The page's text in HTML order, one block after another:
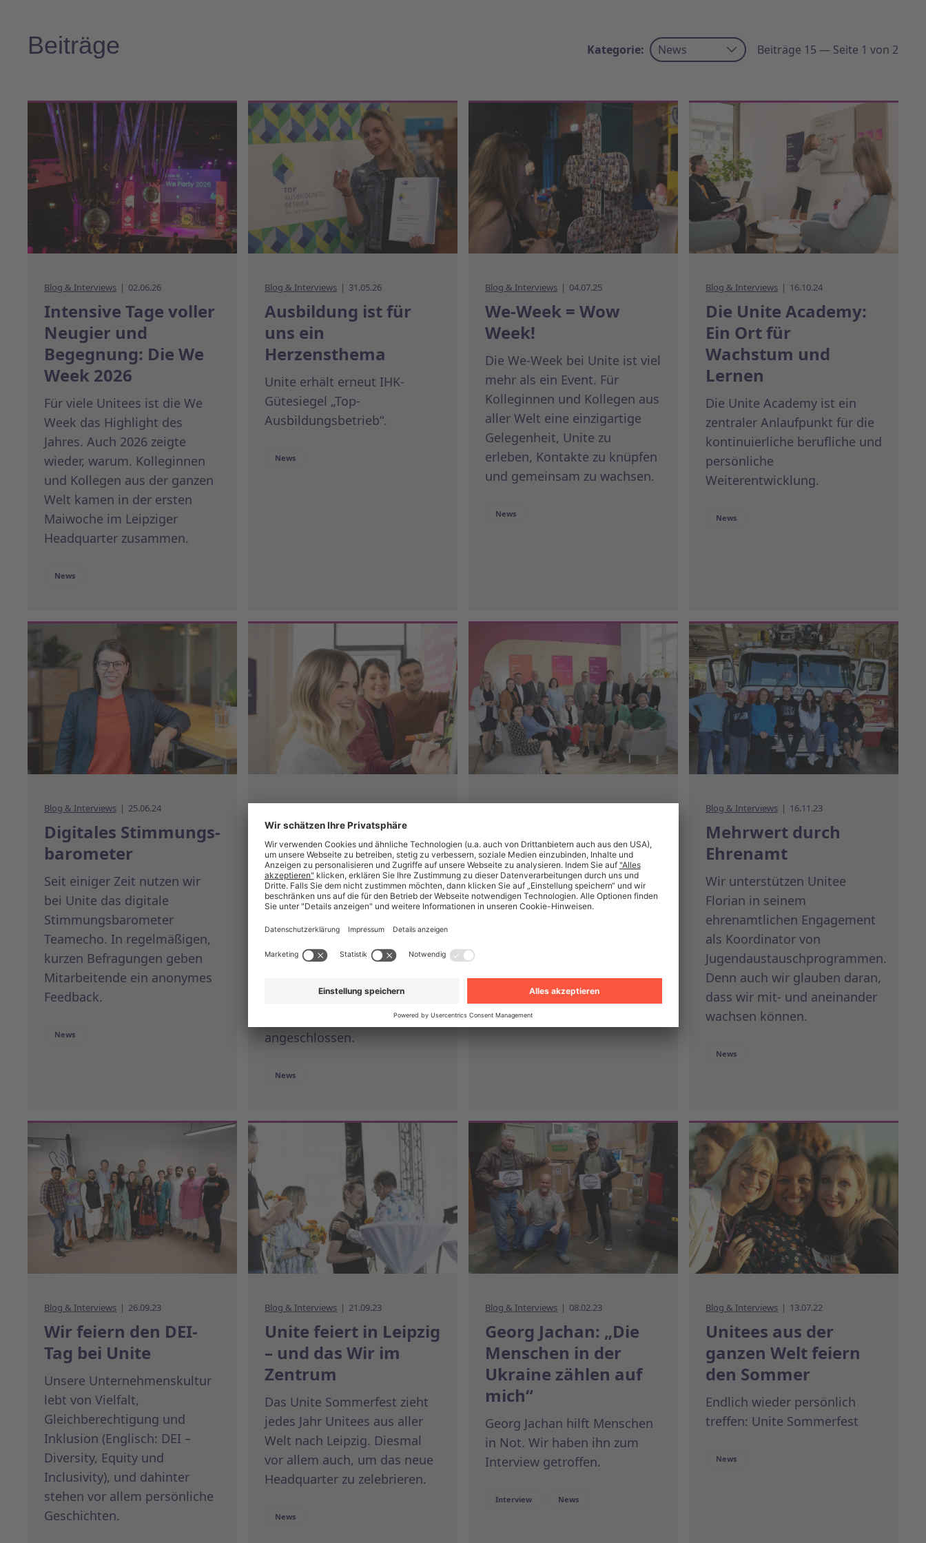
Beiträge Kategorie: News Beiträge 15 — Seite 1 von 2
Blog & Interviews 02.06.26
Intensive Tage voller
Neugier und
Begegnung: Die We
Week 2026
Für viele Unitees ist die We
Week das Highlight des
Jahres. Auch 2026 zeigte
wieder, warum. Kolleginnen
und Kollegen aus der ganzen
Welt kamen in der ersten
Maiwoche im Leipziger
Headquarter zusammen.
News
Blog & Interviews 31.05.26
Ausbildung ist für
uns ein
Herzensthema
Unite erhält erneut IHK-
Gütesiegel „Top-
Ausbildungsbetrieb“.
News
Blog & Interviews 04.07.25
We-Week = Wow
Week!
Die We-Week bei Unite ist viel
mehr als ein Event. Für
Kolleginnen und Kollegen aus
aller Welt eine einzigartige
Gelegenheit, Unite zu
erleben, Kontakte zu knüpfen
und gemeinsam zu wachsen.
News
Blog & Interviews 16.10.24
Die Unite Academy:
Ein Ort für
Wachstum und
Lernen
Die Unite Academy ist ein
zentraler Anlaufpunkt für die
kontinuierliche berufliche und
persönliche
Weiterentwicklung.
News
Blog & Interviews 25.06.24
Digitales Stimmungs­
barometer
Seit einiger Zeit nutzen wir
bei Unite das digitale
Stimmungsbarometer
Teamecho. In regelmäßigen,
kurzen Befragungen geben
Mitarbeitende ein anonymes
Feedback.
News
Unite schließt sich
der Science Based
Targets Initiative an
Als europäisches
Engagement für
verstärkt und uns der Science
Based Targets Initiative (SBTi)
angeschlossen.
News
Unite Standort
Köthen
In diesem Jahr feiern wir ein
Blog & Interviews 16.11.23
Mehrwert durch
Ehrenamt
Wir unterstützen Unitee
Florian in seinem
ehrenamtlichen Engagement
als Koordinator von
Jugendaustauschprogrammen.
Denn auch wir glauben daran,
dass wir mit- und aneinander
wachsen können.
News
Blog & Interviews 26.09.23
Wir feiern den DEI-
Tag bei Unite
Unsere Unternehmenskultur
lebt von Vielfalt,
Gleichberechtigung und
Inklusion (Englisch: DEI –
Diversity, Equity und
Inclusivity), und dahinter
stehen vor allem persönliche
Geschichten.
Blog & Interviews 21.09.23
Unite feiert in Leipzig
– und das Wir im
Zentrum
Das Unite Sommerfest zieht
jedes Jahr Unitees aus aller
Welt nach Leipzig. Diesmal
vor allem auch, um das neue
Headquarter zu zelebrieren.
News
Blog & Interviews 08.02.23
Georg Jachan: „Die
Menschen in der
Ukraine zählen auf
mich“
Georg Jachan hilft Menschen
in Not. Wir haben ihn zum
Interview getroffen.
Interview News
Blog & Interviews 13.07.22
Unitees aus der
ganzen Welt feiern
den Sommer
Endlich wieder persönlich
treffen: Unite Sommerfest
News